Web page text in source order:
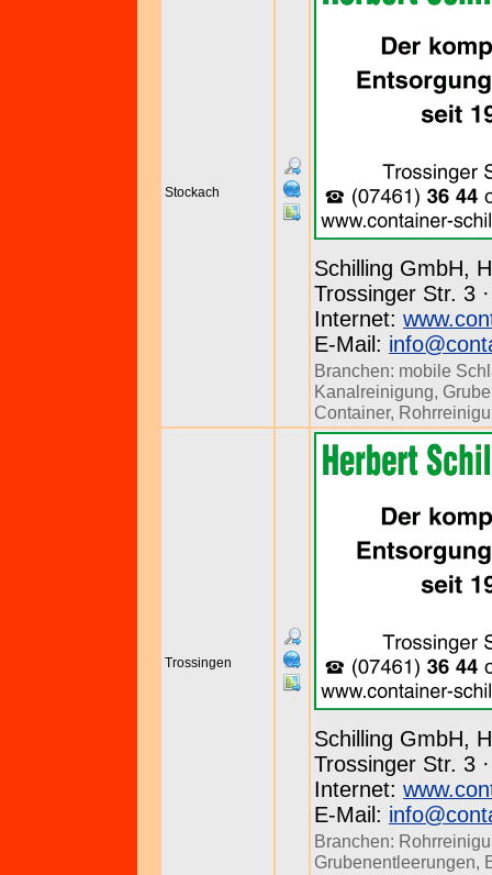
Stockach
Schilling GmbH,
Trossinger Str. 3
Internet:
E-Mail:
Branchen: mobile
Kanalreinigung,
Container,
Trossingen
Schilling GmbH,
Trossinger Str. 3
Internet:
E-Mail:
Branchen:
Grubenentleerungen,